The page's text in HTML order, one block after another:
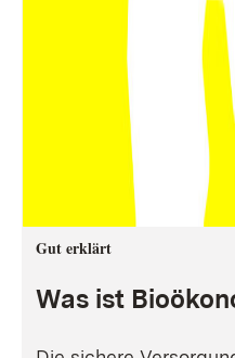
Gut erklärt
Was ist